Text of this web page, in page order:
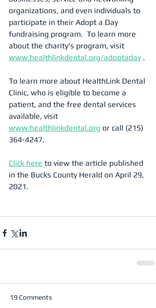
organizations, and even individuals to
participate in their Adopt a Day
fundraising program.  To learn more
about the charity's program, visit
www.healthlinkdental.org/adoptaday .
To learn more about HealthLink Dental
Clinic, who is eligible to become a
patient, and the free dental services
available, visit
www.healthlinkdental.org or call (215)
364-4247.
Click here to view the article published
in the Bucks County Herald on April 29,
2021.
19 Comments